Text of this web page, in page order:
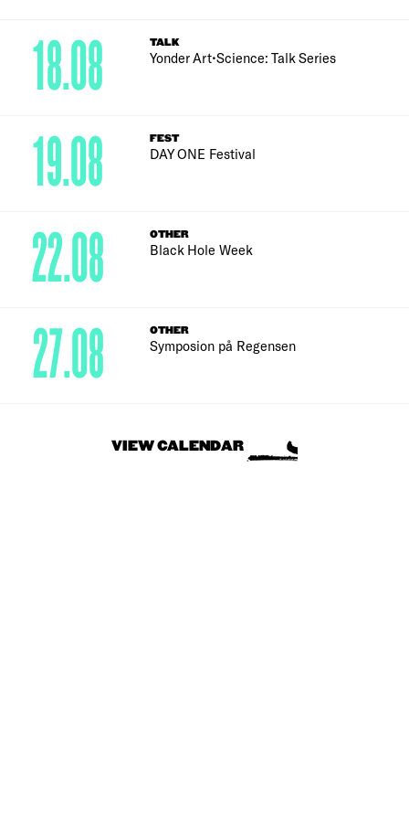
TALK
Yonder Art•Science: Talk Series
18.08
FEST
DAY ONE Festival
19.08
OTHER
Black Hole Week
22.08
OTHER
Symposion på Regensen
27.08
VIEW CALENDAR